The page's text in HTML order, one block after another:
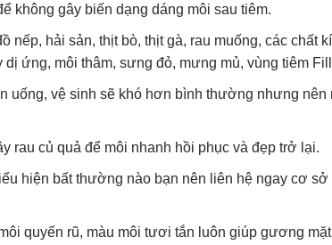
không gây biến dạng dáng môi sau tiêm.
nếp, hải sản, thịt bò, thịt gà, rau muống, các chất
ứng, môi thâm, sưng đỏ, mưng mủ, vùng tiêm
uống, vệ sinh sẽ khó hơn bình thường nhưng
rau củ quả để môi nhanh hồi phục và đẹp trở lại.
hiện bất thường nào bạn nên liên hệ ngay cơ
quyến rũ, màu môi tươi tắn luôn giúp gương